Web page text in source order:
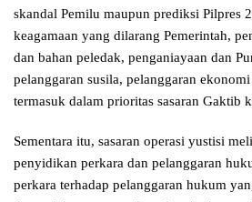
skandal Pemilu maupun prediksi Pilpres
keagamaan yang dilarang Pemerintah,
dan bahan peledak, penganiayaan dan
pelanggaran susila, pelanggaran
termasuk dalam prioritas sasaran Gaktib
Sementara itu, sasaran operasi yustisi
penyidikan perkara dan pelanggaran
perkara terhadap pelanggaran hukum